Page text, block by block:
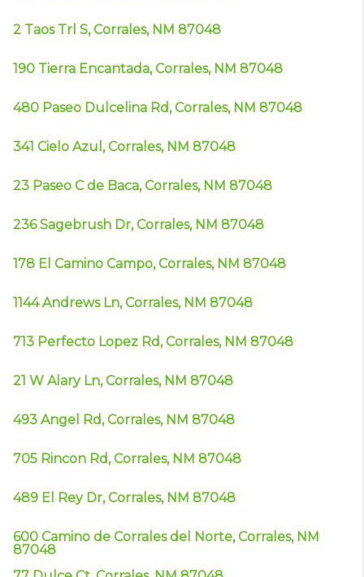
2 Taos Trl S, Corrales, NM 87048
190 Tierra Encantada, Corrales, NM 87048
480 Paseo Dulcelina Rd, Corrales, NM 87048
341 Cielo Azul, Corrales, NM 87048
23 Paseo C de Baca, Corrales, NM 87048
236 Sagebrush Dr, Corrales, NM 87048
178 El Camino Campo, Corrales, NM 87048
1144 Andrews Ln, Corrales, NM 87048
713 Perfecto Lopez Rd, Corrales, NM 87048
21 W Alary Ln, Corrales, NM 87048
493 Angel Rd, Corrales, NM 87048
705 Rincon Rd, Corrales, NM 87048
489 El Rey Dr, Corrales, NM 87048
600 Camino de Corrales del Norte, Corrales, NM
87048